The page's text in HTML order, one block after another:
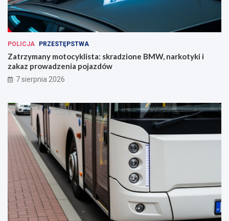
POLICJA PRZESTĘPSTWA
Zatrzymany motocyklista: skradzione BMW, narkotyki i
zakaz prowadzenia pojazdów
7 sierpnia 2026